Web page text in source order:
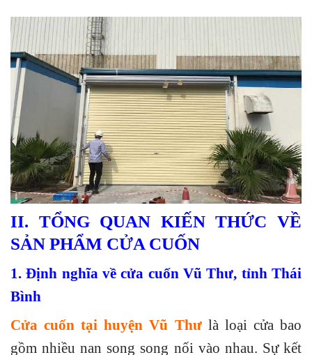
II. TỔNG QUAN KIẾN THỨC VỀ
SẢN PHẨM CỬA CUỐN
1. Định nghĩa về cửa cuốn Vũ Thư, tỉnh Thái
Bình
Cửa cuốn tại huyện Vũ Thư là loại cửa bao
gồm nhiều nan song song nối vào nhau. Sự kết